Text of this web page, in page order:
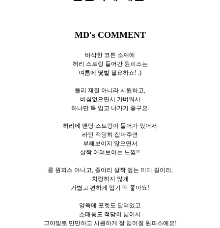
MD's COMMENT
바삭한 코튼 소재에
허리 스트링 들어간 원피스는
여름에 몇벌 필요하죠! :)
폴리 재질 아니라 시원하고,
비침없으면서 가벼워서
하나만 툭 입고 나가기 좋구요.
허리에 밴딩 스트링이 들어가 있어서
라인 적당히 잡아주면
부해보이지 않으면서
살짝 어려보이는 느낌!!
롱 원피스 아니고, 종아리 살짝 덮는 미디 길이라,
치렁하지 않게
가볍고 편하게 입기 딱 좋아요!
양쪽에 포켓도 달려있고
소매통도 적당히 넓어서
그야말로 만만하고 시원하게 잘 입어질 원피스예요!